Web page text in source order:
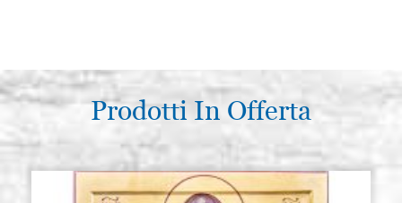
Prodotti In Offerta